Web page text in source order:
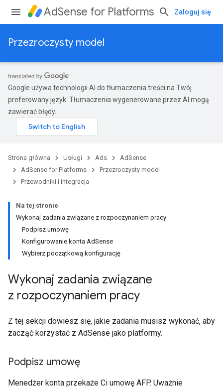
AdSense for Platforms Zaloguj się
Przezroczysty model
Google używa technologii AI do tłumaczenia treści na Twój
preferowany język. Tłumaczenia wygenerowane przez AI mogą
zawierać błędy.
Strona główna Usługi Ads
AdSense
AdSense for Platforms
Przezroczysty model
Przewodniki i integracja
Na tej stronie
Wykonaj zadania związane z rozpoczynaniem pracy
Podpisz umowę
Konfigurowanie konta AdSense
Wybierz początkową konfigurację
Wykonaj zadania związane
z rozpoczynaniem pracy
Z tej sekcji dowiesz się, jakie zadania musisz wykonać, aby
zacząć korzystać z AdSense jako platformy.
Podpisz umowę
Menedżer konta przekaże Ci umowę AFP. Uważnie